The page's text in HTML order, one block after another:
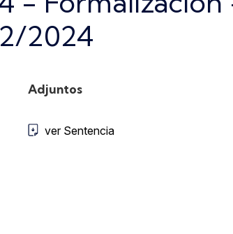
2024
Adjuntos
ver Sentencia